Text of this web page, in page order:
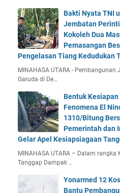
Bakti Nyata TNI
Jembatan
Kokoleh Dua
Pemasangan
Pengelasan Tiang Kedudukan
MINAHASA UTARA -
Garuda di De…
Bentuk
Fenomena El
1310/Bitung
Pemerintah dan
Gelar Apel Kesiapsiagaan
MINAHASA UTARA – Dalam rangka
Tanggap Dampak …
Yonarmed 12
Bantu